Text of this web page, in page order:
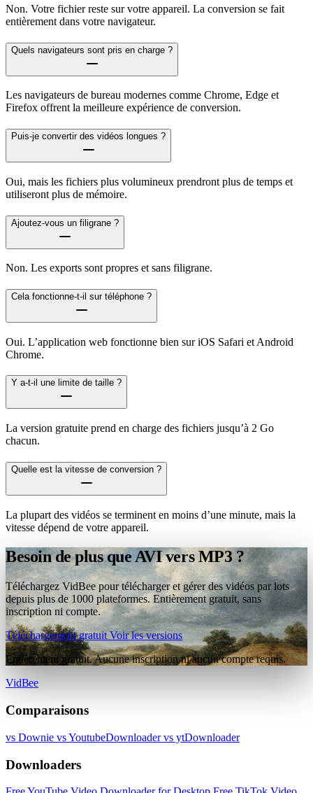
Non. Votre fichier reste sur votre appareil. La conversion se fait
entièrement dans votre navigateur.
Quels navigateurs sont pris en charge ?
Les navigateurs de bureau modernes comme Chrome, Edge et
Firefox offrent la meilleure expérience de conversion.
Puis-je convertir des vidéos longues ?
Oui, mais les fichiers plus volumineux prendront plus de temps et
utiliseront plus de mémoire.
Ajoutez-vous un filigrane ?
Non. Les exports sont propres et sans filigrane.
Cela fonctionne-t-il sur téléphone ?
Oui. L’application web fonctionne bien sur iOS Safari et Android
Chrome.
Y a-t-il une limite de taille ?
La version gratuite prend en charge des fichiers jusqu’à 2 Go
chacun.
Quelle est la vitesse de conversion ?
La plupart des vidéos se terminent en moins d’une minute, mais la
vitesse dépend de votre appareil.
Besoin de plus que AVI vers MP3 ?
Téléchargez VidBee pour télécharger et gérer des vidéos par lots
depuis plus de 1000 plateformes. Entièrement gratuit, sans
inscription ni compte.
Téléchargement gratuitVoir les versions
Entièrement gratuit. Aucune inscription ni aucun compte requis.
VidBee
Comparaisons
vs Downie vs YoutubeDownloadervs ytDownloader
Downloaders